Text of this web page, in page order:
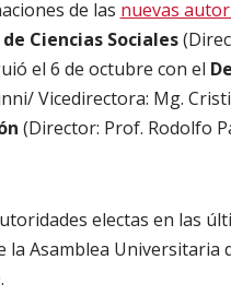
de las nuevas
Ciencias Sociales
el 6 de octubre con el
Vicedirectora: Mg.
(Director: Prof. Rodolfo
electas en las
Asamblea Universitaria